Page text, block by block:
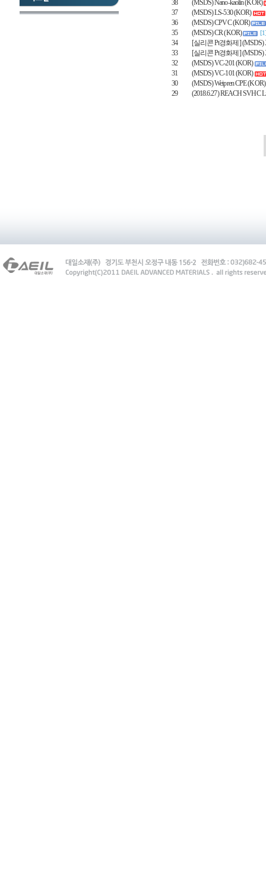
38
(MSDS) Nano-kaolin (KOR)
37
(MSDS) LS-530 (KOR)
36
(MSDS) CPVC (KOR)
35
(MSDS) CR (KOR)
34
[실리콘 Pt경화제] (MSDS)
33
[실리콘 Pt경화제] (MSDS)
32
(MSDS) VC-201 (KOR)
31
(MSDS) VC-101 (KOR)
30
(MSDS) Weipren CPE (KOR)
29
(2018.6.27) REACH SVHC